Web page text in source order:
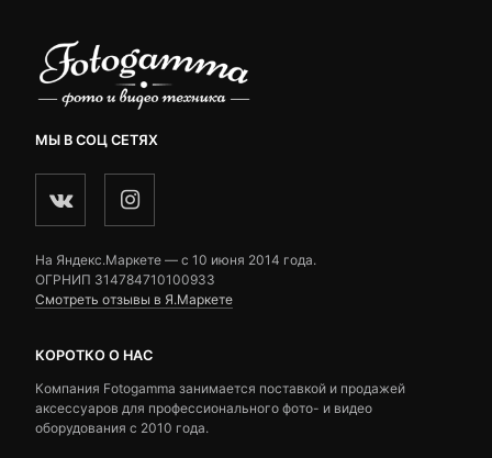
МЫ В СОЦ СЕТЯХ
На Яндекс.Маркете — c 10 июня 2014 года.
ОГРНИП 314784710100933
Смотреть отзывы в Я.Маркете
КОРОТКО О НАС
Компания Fotogamma занимается поставкой и продажей
аксессуаров для профессионального фото- и видео
оборудования с 2010 года.